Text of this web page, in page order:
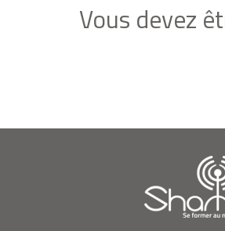
Vous devez